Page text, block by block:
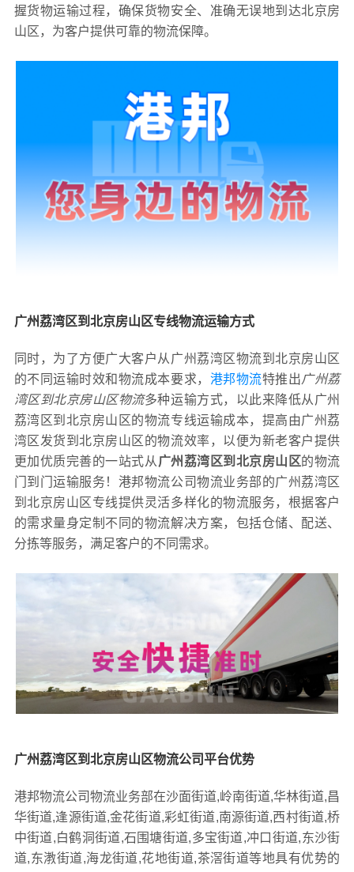
握货物运输过程，确保货物安全、准确无误地到达北京房
山区，为客户提供可靠的物流保障。
广州荔湾区到北京房山区专线物流运输方式
同时，为了方便广大客户从广州荔湾区物流到北京房山区
的不同运输时效和物流成本要求， 港邦物流特推出广州荔
湾区到北京房山区物流多种运输方式，以此来降低从广州
荔湾区到北京房山区的物流专线运输成本，提高由广州荔
湾区发货到北京房山区的物流效率，以便为新老客户提供
更加优质完善的一站式从 广州荔湾区到北京房山区的物流
门到门运输服务！港邦物流公司物流业务部的广州荔湾区
到北京房山区专线提供灵活多样化的物流服务，根据客户
的需求量身定制不同的物流解决方案，包括仓储、配送、
分拣等服务，满足客户的不同需求。
广州荔湾区到北京房山区物流公司平台优势
港邦物流公司物流业务部在沙面街道,岭南街道,华林街道,昌
华街道,逢源街道,金花街道,彩虹街道,南源街道,西村街道,桥
中街道,白鹤洞街道,石围塘街道,多宝街道,冲口街道,东沙街
道,东漖街道,海龙街道,花地街道,茶滘街道等地具有优势的